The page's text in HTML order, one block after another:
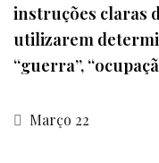
instruções claras
utilizarem
“guerra”,
Março 22